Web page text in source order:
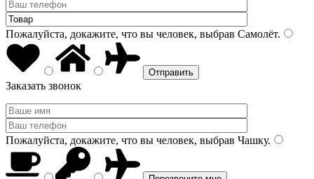
Пожалуйста, докажите, что вы человек, выбрав Самолёт.
Заказать звонок
Пожалуйста, докажите, что вы человек, выбрав Чашку.